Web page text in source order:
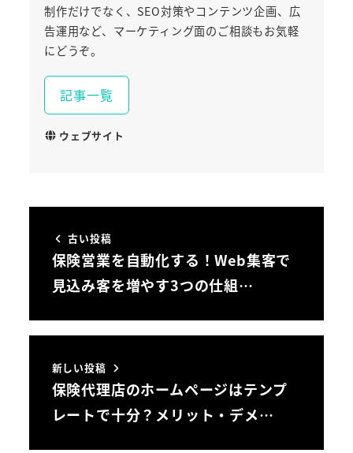
制作だけでなく、SEO対策やコンテンツ企画、広
告運用など、マーケティング面のご相談もお気軽
にどうぞ。
記事一覧
ウェブサイト
古い投稿
保険営業を自動化する！Web集客で
見込み客を増やす3つの仕組…
新しい投稿
保険代理店のホームページはテンプ
レートで十分？メリット・デメ…